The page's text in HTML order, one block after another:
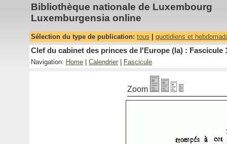
Bibliothèque nationale de Luxembourg
Luxemburgensia online
Sélection du type de publication: tous quotidiens et
Clef du cabinet des princes de l'Europe (la) : Fascicule
Navigation: Home Calendrier Fascicule
Zoom